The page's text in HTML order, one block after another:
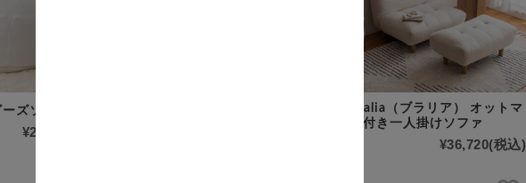
ズソファ
¥24,300
Bralia（ブラリア） オットマ
ン付き一人掛けソファ
¥36,720(税込)